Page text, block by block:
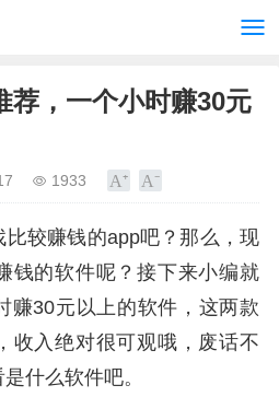
荐，一个小时赚30元
1933
较赚钱的app吧？那么，现
钱的软件呢？接下来小编就
赚30元以上的软件，这两款
收入绝对很可观哦，废话不
什么软件吧。